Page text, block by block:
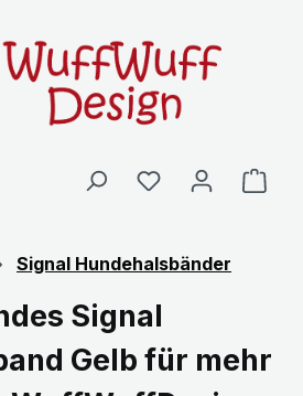
Signal Hundehalsbänder
Signal
Gelb für mehr